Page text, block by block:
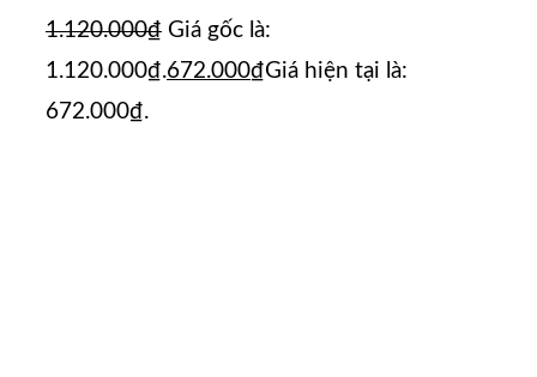
1.120.000₫ Giá gốc là:
1.120.000₫.672.000₫Giá hiện tại là:
672.000₫.